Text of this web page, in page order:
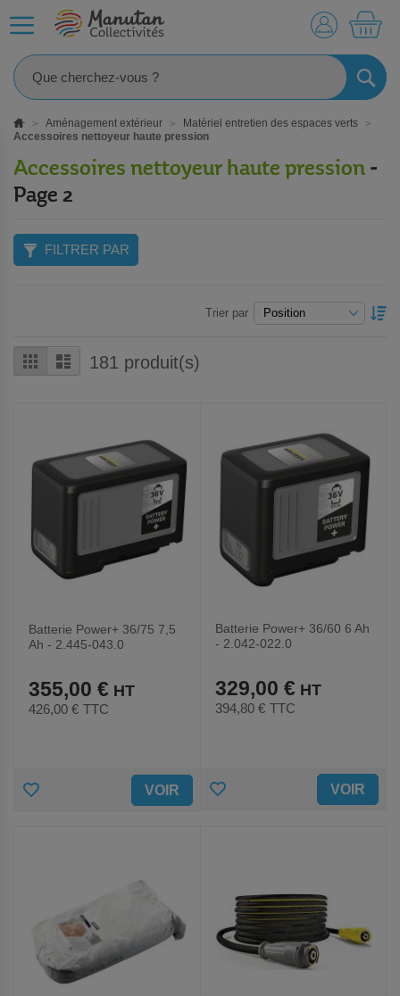
Aménagement extérieur
Matériel entretien des espaces verts
Accessoires nettoyeur haute pression
Accessoires nettoyeur haute pression -
Page 2
Grille Liste181 produit(s)
Trier par
Batterie Power+ 36/75 7,5
Ah - 2.445-043.0
355,00 €
426,00 € TTC
AJOUTER VOIR
Batterie Power+ 36/60 6 Ah
- 2.042-022.0
329,00 €
394,80 € TTC
AJOUTER VOIR
FILTRER PAR